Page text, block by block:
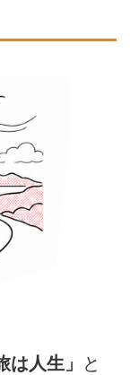
は人生」
と